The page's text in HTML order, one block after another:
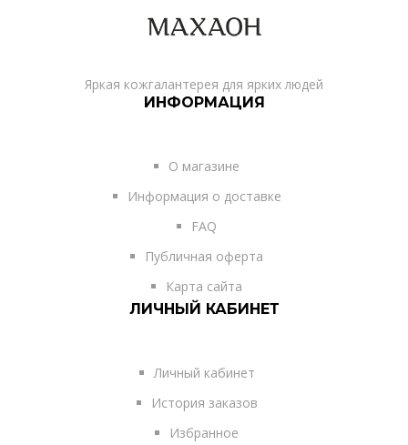
Яркая кожгалантерея для ярких людей
ИНФОРМАЦИЯ
О магазине
Информация о доставке
FAQ
Публичная оферта
Карта сайта
ЛИЧНЫЙ КАБИНЕТ
Личный кабинет
История заказов
Избранное